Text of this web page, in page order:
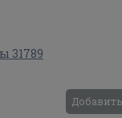
31789